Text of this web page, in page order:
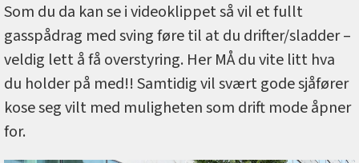
Som du da kan se i videoklippet så vil et fullt
gasspådrag med sving føre til at du drifter/sladder –
veldig lett å få overstyring. Her MÅ du vite litt hva
du holder på med!! Samtidig vil svært gode sjåfører
kose seg vilt med muligheten som drift mode åpner
for.